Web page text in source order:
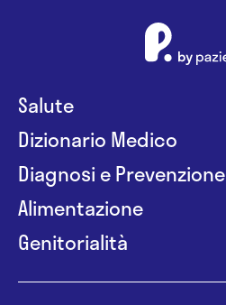
Salute
Dizionario Medico
Diagnosi e Prevenzione
Alimentazione
Genitorialità